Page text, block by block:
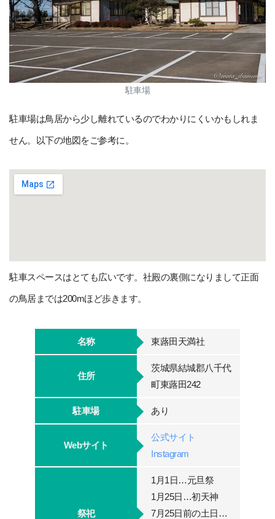
駐車場
駐車場は鳥居から少し離れているのでわかりにくいかもしれま
せん。以下の地図をご参考に。
駐車スペースはとても広いです。社殿の裏側になりまして正面
の鳥居までは200mほど歩きます。
名称 東蕗田天満社
住所
茨城県結城郡八千代
町東蕗田242
駐車場 あり
Webサイト
公式サイト
Instagram
祭祀
1月1日…元旦祭
1月25日…初天神
7月25日前の土日…